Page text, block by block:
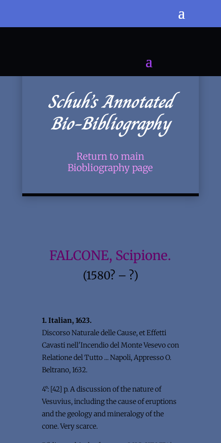
Schuh’s Annotated
Bio-Bibliography
Return to main
Biobliography page
FALCONE, Scipione.
(1580? – ?)
1. Italian, 1623.
Discorso Naturale delle Cause, et Effetti
Cavasti nell'Incendio del Monte Vesevo con
Relatione del Tutto ... Napoli, Appresso O.
Beltrano, 1632.
4°: [42] p. A discussion of the nature of
Vesuvius, including the cause of eruptions
and the geology and mineralogy of the
cone. Very scarce.